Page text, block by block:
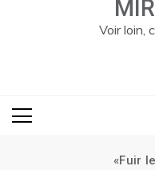
Voir loin,
«Fuir